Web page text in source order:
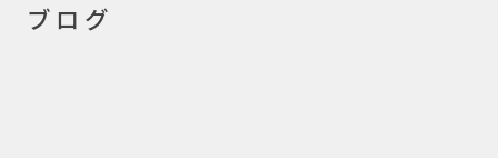
ブログ